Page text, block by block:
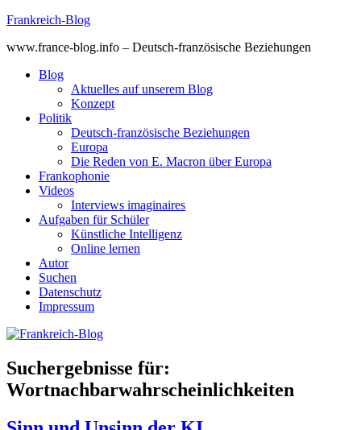
Skip
content
Frankreich-Blog
www.france-blog.info – Deutsch-französische Beziehungen
Blog
Aktuelles auf unserem Blog
Konzept
Politik
Deutsch-französische Beziehungen
Europa
Die Reden von E. Macron über Europa
Frankophonie
Videos
Interviews imaginaires
Aufgaben für Schüler
Künstliche Intelligenz
Online lernen
Autor
Suchen
Datenschutz
Impressum
Suchergebnisse für:
Wortnachbarwahrscheinlichkeiten